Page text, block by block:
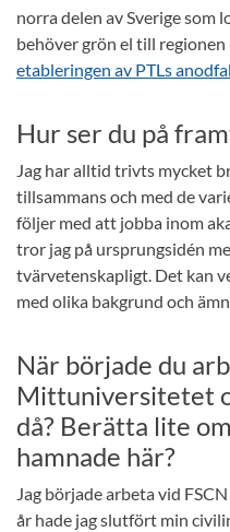
norra delen av Sverige som
behöver grön el till regionen
etableringen av PTLs
Hur ser du på
Jag har alltid trivts mycket
tillsammans och med de
följer med att jobba inom
tror jag på ursprungsidén
tvärvetenskapligt. Det kan
med olika bakgrund och
När började du
Mittuniversitetet
då? Berätta lite
hamnade här?
Jag började arbeta vid
år hade jag slutfört min